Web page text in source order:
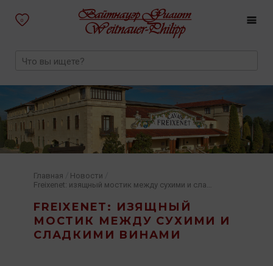
0
FREIXENET: ИЗЯЩНЫЙ
МОСТИК МЕЖДУ СУХИМИ И
СЛАДКИМИ ВИНАМИ
Главная Новости
Freixenet: изящный мостик между сухими и сладкими винами